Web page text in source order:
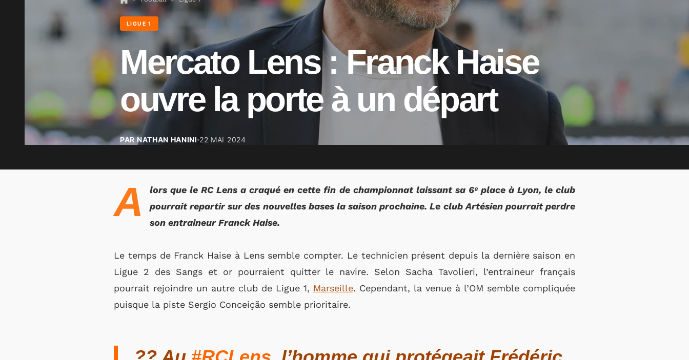
LIGUE 1
Mercato Lens : Franck Haise
ouvre la porte à un départ
PAR NATHAN HANINI 22 MAI 2024
A
lors que le RC Lens a craqué en cette fin de championnat laissant sa 6ᵉ place à Lyon, le club
pourrait repartir sur des nouvelles bases la saison prochaine. Le club Artésien pourrait perdre
son entraineur Franck Haise.
Le temps de Franck Haise à Lens semble compter. Le technicien présent depuis la dernière saison en
Ligue 2 des Sangs et or pourraient quitter le navire. Selon Sacha Tavolieri, l’entraineur français
pourrait rejoindre un autre club de Ligue 1, Marseille. Cependant, la venue à l’OM semble compliquée
puisque la piste Sergio Conceição semble prioritaire.